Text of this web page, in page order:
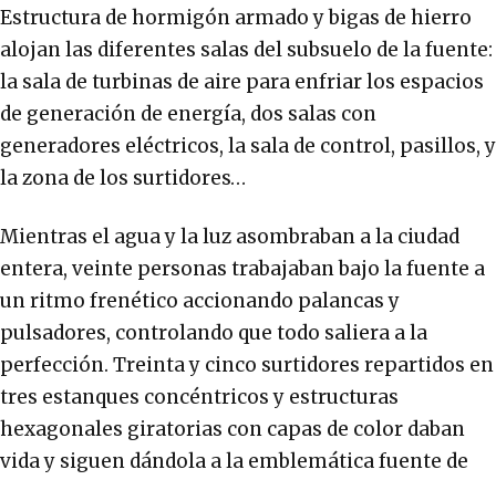
Estructura de hormigón armado y bigas de hierro
alojan las diferentes salas del subsuelo de la fuente:
la sala de turbinas de aire para enfriar los espacios
de generación de energía, dos salas con
generadores eléctricos, la sala de control, pasillos, y
la zona de los surtidores…
Mientras el agua y la luz asombraban a la ciudad
entera, veinte personas trabajaban bajo la fuente a
un ritmo frenético accionando palancas y
pulsadores, controlando que todo saliera a la
perfección. Treinta y cinco surtidores repartidos en
tres estanques concéntricos y estructuras
hexagonales giratorias con capas de color daban
vida y siguen dándola a la emblemática fuente de